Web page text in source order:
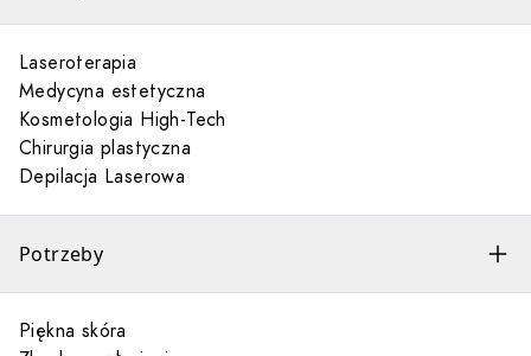
Laseroterapia
Medycyna estetyczna
Kosmetologia High-Tech
Chirurgia plastyczna
Depilacja Laserowa
Potrzeby
Piękna skóra